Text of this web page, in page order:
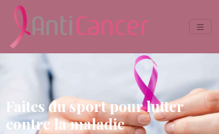
Faites du sport pour lutter
contre la maladie